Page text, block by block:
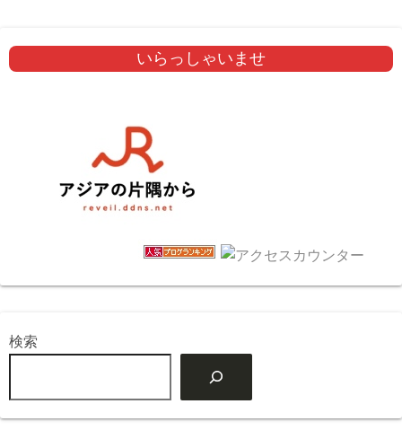
いらっしゃいませ
検索